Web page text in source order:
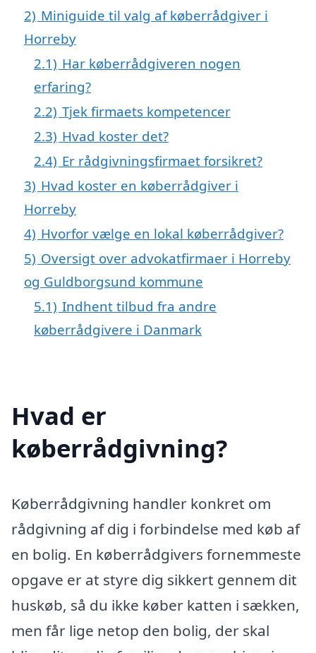
2) Miniguide til valg af køberrådgiver i
Horreby
2.1) Har køberrådgiveren nogen
erfaring?
2.2) Tjek firmaets kompetencer
2.3) Hvad koster det?
2.4) Er rådgivningsfirmaet forsikret?
3) Hvad koster en køberrådgiver i
Horreby
4) Hvorfor vælge en lokal køberrådgiver?
5) Oversigt over advokatfirmaer i Horreby
og Guldborgsund kommune
5.1) Indhent tilbud fra andre
køberrådgivere i Danmark
Hvad er
køberrådgivning?
Køberrådgivning handler konkret om
rådgivning af dig i forbindelse med køb af
en bolig. En køberrådgivers fornemmeste
opgave er at styre dig sikkert gennem dit
huskøb, så du ikke køber katten i sækken,
men får lige netop den bolig, der skal